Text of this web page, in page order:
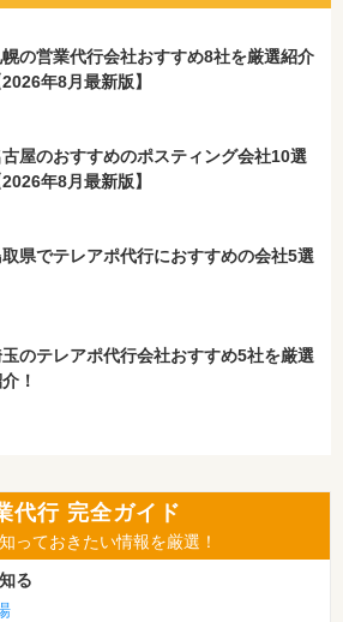
の営業代行会社おすすめ8社を厳選紹介
2026年8月最新版】
屋のおすすめのポスティング会社10選
2026年8月最新版】
県でテレアポ代行におすすめの会社5選
のテレアポ代行会社おすすめ5社を厳選
！
代行 完全ガイド
っておきたい情報を厳選！
る